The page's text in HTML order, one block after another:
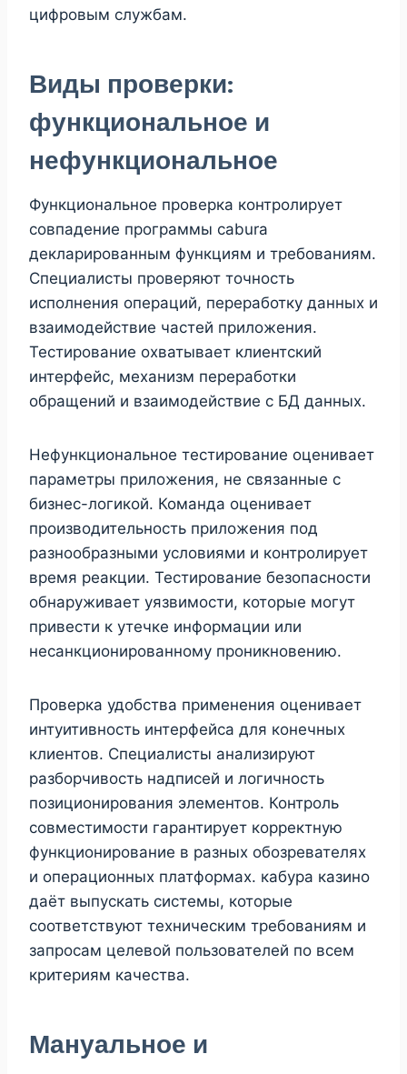
цифровым службам.
Виды проверки:
функциональное и
нефункциональное
Функциональное проверка контролирует
совпадение программы cabura
декларированным функциям и требованиям.
Специалисты проверяют точность
исполнения операций, переработку данных и
взаимодействие частей приложения.
Тестирование охватывает клиентский
интерфейс, механизм переработки
обращений и взаимодействие с БД данных.
Нефункциональное тестирование оценивает
параметры приложения, не связанные с
бизнес-логикой. Команда оценивает
производительность приложения под
разнообразными условиями и контролирует
время реакции. Тестирование безопасности
обнаруживает уязвимости, которые могут
привести к утечке информации или
несанкционированному проникновению.
Проверка удобства применения оценивает
интуитивность интерфейса для конечных
клиентов. Специалисты анализируют
разборчивость надписей и логичность
позиционирования элементов. Контроль
совместимости гарантирует корректную
функционирование в разных обозревателях
и операционных платформах. кабура казино
даёт выпускать системы, которые
соответствуют техническим требованиям и
запросам целевой пользователей по всем
критериям качества.
Мануальное и